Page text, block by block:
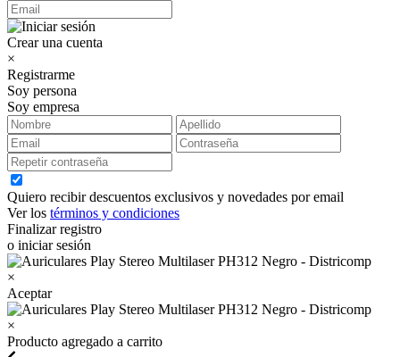
Crear una cuenta
×
Registrarme
Soy persona
Soy empresa
Quiero recibir descuentos exclusivos y novedades por email
Ver los términos y condiciones
Finalizar registro
o iniciar sesión
×
Aceptar
×
Producto agregado a carrito